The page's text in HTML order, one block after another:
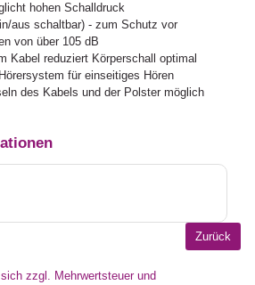
hohen Schalldruck
aus schaltbar) - zum Schutz vor
von über 105 dB
Kabel reduziert Körperschall optimal
für einseitiges Hören
des Kabels und der Polster möglich
zzgl. Mehrwertsteuer und